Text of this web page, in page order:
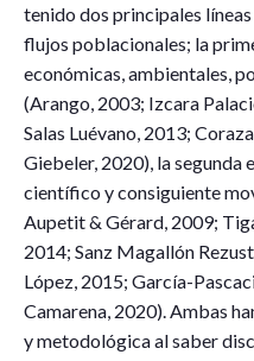
tenido dos principales
flujos poblacionales; la
económicas, ambientales,
(Arango, 2003; Izcara
Salas Luévano, 2013;
Giebeler, 2020), la segunda
científico y consiguiente
Aupetit & Gérard, 2009;
2014; Sanz Magallón
López, 2015; García-
Camarena, 2020). Ambas
y metodológica al saber